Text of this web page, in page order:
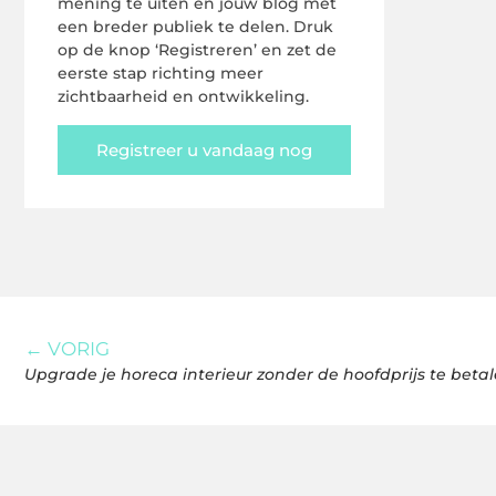
een breder publiek te delen. Druk
op de knop ‘Registreren’ en zet de
eerste stap richting meer
zichtbaarheid en ontwikkeling.
Registreer u vandaag nog
← VORIG